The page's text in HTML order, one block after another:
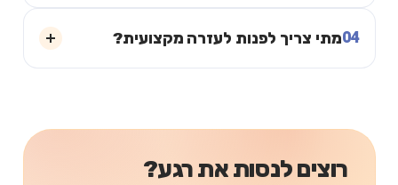
04מתי צריך לפנות לעזרה מקצועית?
רוצים לנסות את רגע?